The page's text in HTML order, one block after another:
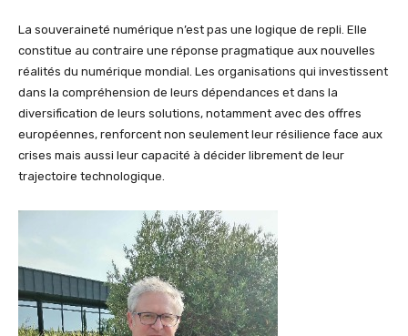
La souveraineté numérique n’est pas une logique de repli. Elle
constitue au contraire une réponse pragmatique aux nouvelles
réalités du numérique mondial. Les organisations qui investissent
dans la compréhension de leurs dépendances et dans la
diversification de leurs solutions, notamment avec des offres
européennes, renforcent non seulement leur résilience face aux
crises mais aussi leur capacité à décider librement de leur
trajectoire technologique.